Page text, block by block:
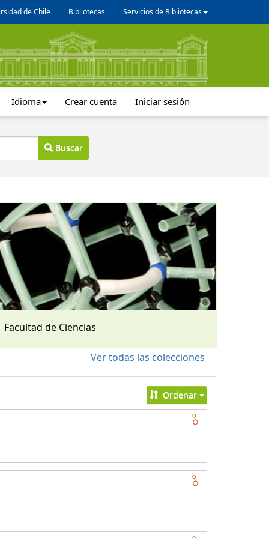
de Chile Bibliotecas Servicios de Bibliotecas
Idioma Crear cuenta Iniciar sesión
Buscar
Facultad de Ciencias
Ver todas las colecciones
Ordenar